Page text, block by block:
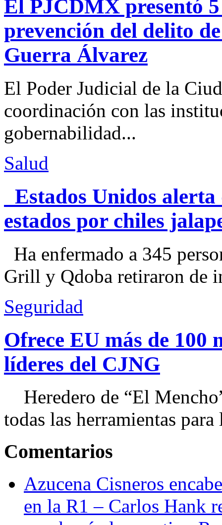
El PJCDMX presentó
prevención del delito
Guerra Álvarez
El Poder Judicial de la
coordinación con las
gobernabilidad...
Salud
Estados Unidos alerta
estados por chiles
Ha enfermado a 345
Grill y Qdoba retiraron de
Seguridad
Ofrece EU más de 100
líderes del CJNG
Heredero de “El
todas las herramientas
Comentarios
Azucena Cisneros
en la R1 – Carlos Hank